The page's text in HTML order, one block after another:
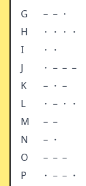
G
－－・
H
・・・・
I
・・
J
・－－－
K
－・－
L
・－・・
M
－－
N
－・
O
－－－
P
・－－・